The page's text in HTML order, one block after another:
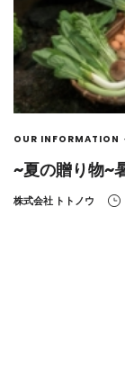
OUR INFORMATION
~夏の贈り物~
by
株式会社 トトノウ